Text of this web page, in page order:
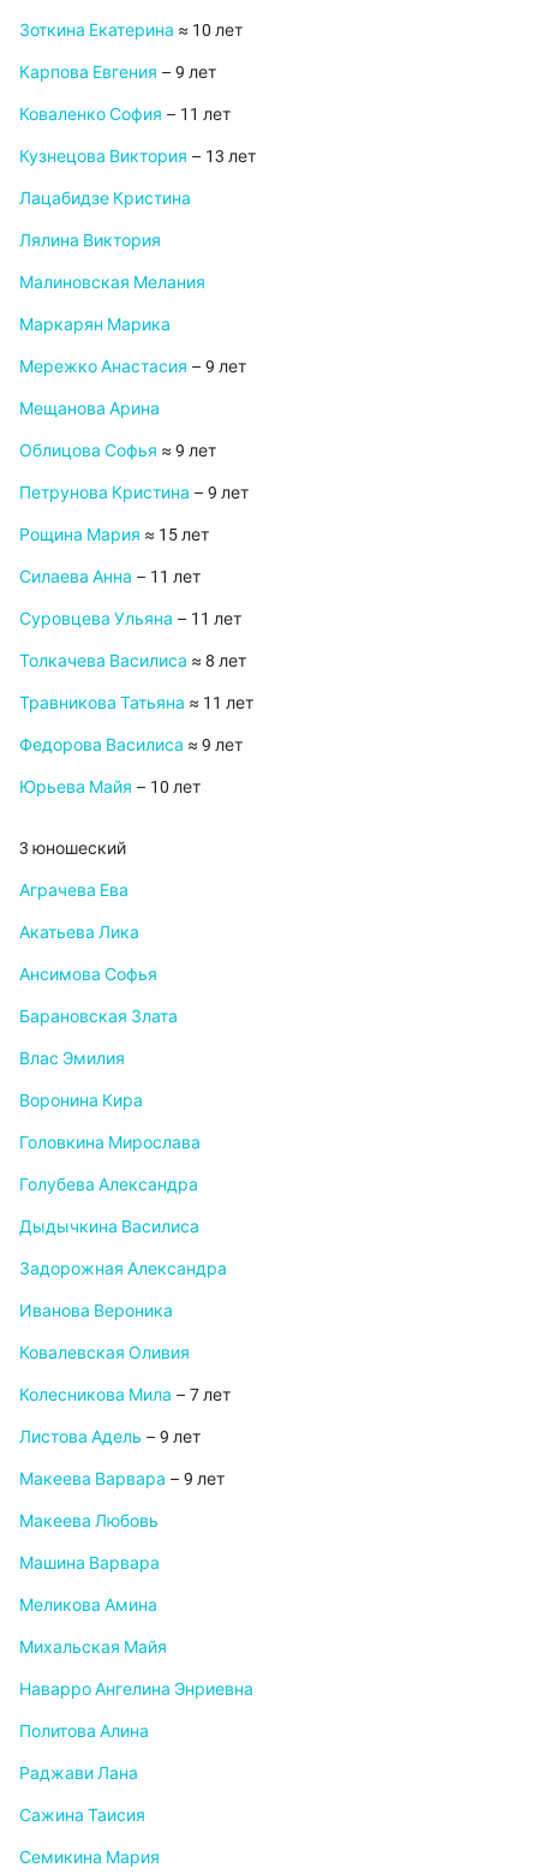
Зоткина Екатерина ≈ 10 лет
Карпова Евгения – 9 лет
Коваленко София – 11 лет
Кузнецова Виктория – 13 лет
Лацабидзе Кристина
Лялина Виктория
Малиновская Мелания
Маркарян Марика
Мережко Анастасия – 9 лет
Мещанова Арина
Облицова Софья ≈ 9 лет
Петрунова Кристина – 9 лет
Рощина Мария ≈ 15 лет
Силаева Анна – 11 лет
Суровцева Ульяна – 11 лет
Толкачева Василиса ≈ 8 лет
Травникова Татьяна ≈ 11 лет
Федорова Василиса ≈ 9 лет
Юрьева Майя – 10 лет
3 юношеский
Аграчева Ева
Акатьева Лика
Ансимова Софья
Барановская Злата
Влас Эмилия
Воронина Кира
Головкина Мирослава
Голубева Александра
Дыдычкина Василиса
Задорожная Александра
Иванова Вероника
Ковалевская Оливия
Колесникова Мила – 7 лет
Листова Адель – 9 лет
Макеева Варвара – 9 лет
Макеева Любовь
Машина Варвара
Меликова Амина
Михальская Майя
Наварро Ангелина Энриевна
Политова Алина
Раджави Лана
Сажина Таисия
Семикина Мария